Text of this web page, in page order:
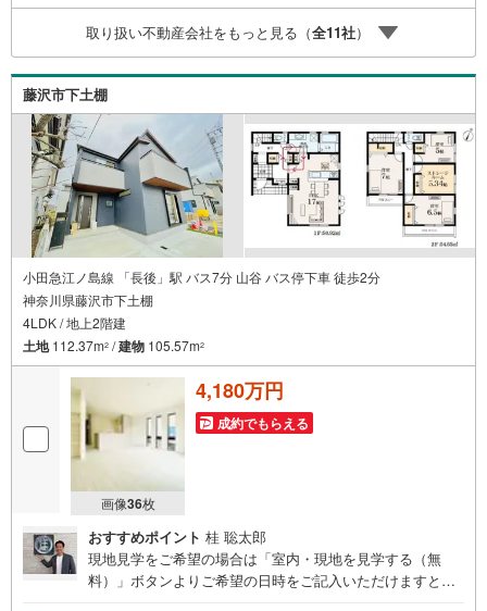
ナス】これから多くなる【教育費】住宅を買った後から始
まる【住宅ローン返済】65歳以上から必要になる【老後の
費用負担】住宅探しの【このタイミング】で不安な部分を
明確にしていきませんか？？ --------------
取り扱い不動産会社をもっと見る（全11社）
藤沢市下土棚
小田急江ノ島線 「長後」駅 バス7分 山谷 バス停下車 徒歩2分
神奈川県藤沢市下土棚
4LDK / 地上2階建
土地112.37m2 /建物 105.57m2
画像36枚
4,180万円
成約でもらえる
おすすめポイント 桂 聡太郎
現地見学をご希望の場合は「室内・現地を見学する（無
料）」ボタンよりご希望の日時をご記入いただけますとス